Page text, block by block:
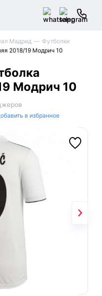
Мадрид
Футболки
2018/19 Модрич 10
Модрич 10
в избранное